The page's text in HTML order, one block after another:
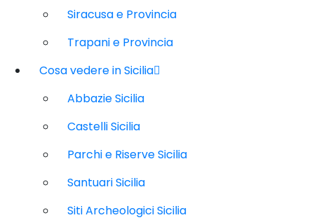
Siracusa e Provincia
Trapani e Provincia
Cosa vedere in Sicilia
Abbazie Sicilia
Castelli Sicilia
Parchi e Riserve Sicilia
Santuari Sicilia
Siti Archeologici Sicilia